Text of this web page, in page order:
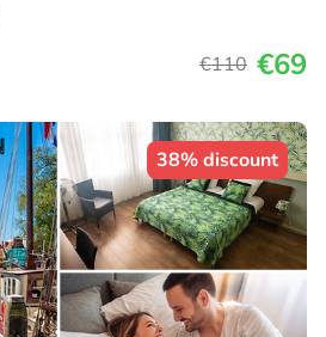
€110 €69
38% discount